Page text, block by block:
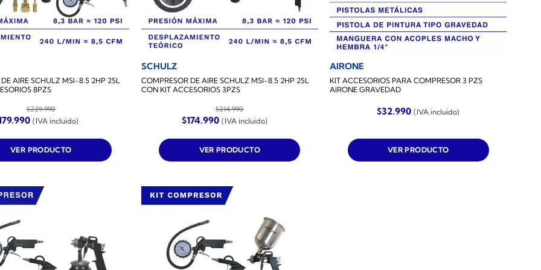
AIRE SCHULZ MSI-8.5 2HP 25L
8PZS
$229.990
El
precio
es:
$179.990.
(IVA incluido)
VER PRODUCTO
SCHULZ
COMPRESOR DE AIRE SCHULZ MSI-8.5 2HP 25L
CON KIT ACCESORIOS 3PZS
$214.990
El
precio
$214.990.
$174.990El
precio
es:
$174.990.
(IVA incluido)
VER PRODUCTO
AIRONE
KIT ACCESORIOS PARA COMPRESOR 3 PZS
AIRONE GRAVEDAD
$32.990 (IVA incluido)
VER PRODUCTO